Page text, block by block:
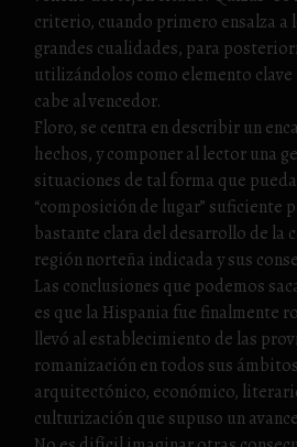
criterio, cuando primero ensalza a
grandes cualidades, para
utilizándolos como elemento
cabe al vencedor.
Floro, se centra en describir un
hechos, y componer al lector una
situaciones de tal forma que
“composición de lugar” suficiente
bastante clara del desarrollo de la
región norteña indicada y sus
Las conclusiones que podemos
es que la Hispania fue finalmente
llevó al establecimiento de las
romanización en todos sus
arquitectónico, económico,
culturización que supuso un